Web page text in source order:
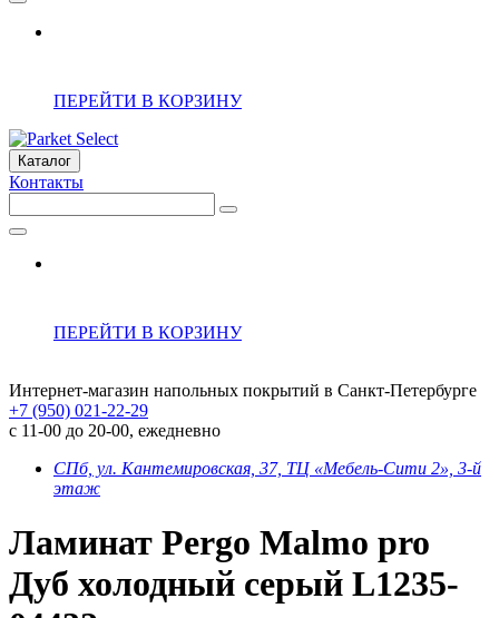
ПЕРЕЙТИ В КОРЗИНУ
Каталог
Контакты
ПЕРЕЙТИ В КОРЗИНУ
Интернет-магазин напольных покрытий в Санкт-Петербурге
+7 (950) 021-22-29
с 11-00 до 20-00, ежедневно
СПб, ул. Кантемировская, 37, ТЦ «Мебель-Сити 2», 3-й
этаж
Ламинат Pergo Malmo pro
Дуб холодный серый L1235-